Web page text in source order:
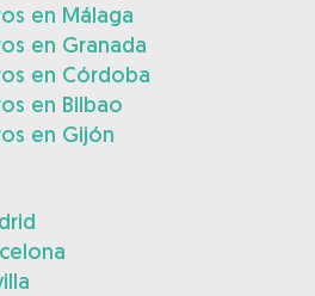
en Málaga
en Granada
en Córdoba
en Bilbao
en Gijón